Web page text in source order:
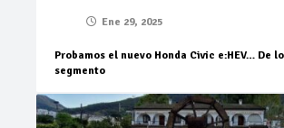
Ene 29, 2025
Probamos el nuevo Honda Civic e:HEV… De
segmento